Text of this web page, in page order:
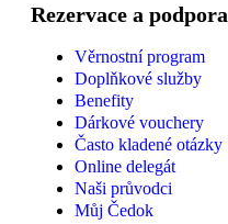
Rezervace a podpora
Věrnostní program
Doplňkové služby
Benefity
Dárkové vouchery
Často kladené otázky
Online delegát
Naši průvodci
Můj Čedok